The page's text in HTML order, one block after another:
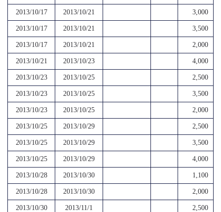
2013/10/17 2013/10/21 3,000
2013/10/17 2013/10/21 3,500
2013/10/17 2013/10/21 2,000
2013/10/21 2013/10/23 4,000
2013/10/23 2013/10/25 2,500
2013/10/23 2013/10/25 3,500
2013/10/23 2013/10/25 2,000
2013/10/25 2013/10/29 2,500
2013/10/25 2013/10/29 3,500
2013/10/25 2013/10/29 4,000
2013/10/28 2013/10/30 1,100
2013/10/28 2013/10/30 2,000
2013/10/30 2013/11/1 2,500